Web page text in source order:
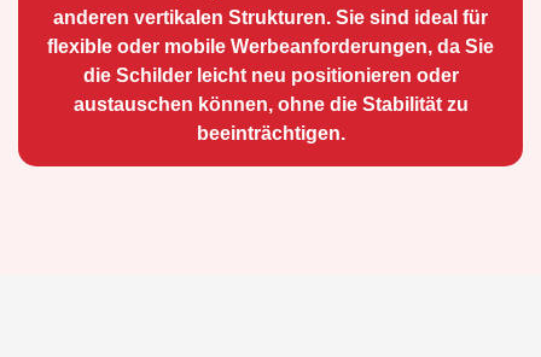
anderen vertikalen Strukturen. Sie sind ideal für
flexible oder mobile Werbean­forderungen, da Sie
die Schilder leicht neu positio­nieren oder
austauschen können, ohne die Stabilität zu
beeinträchtigen.